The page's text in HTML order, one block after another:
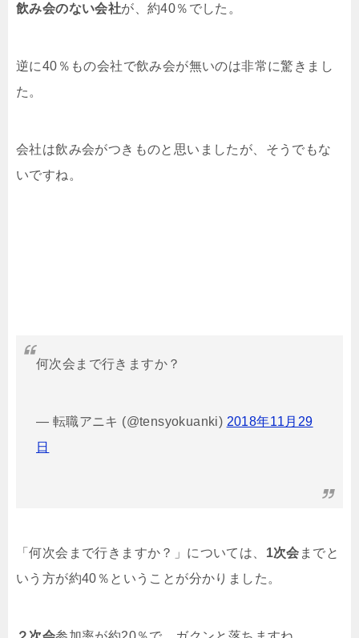
飲み会のない会社が、約40％でした。
逆に40％もの会社で飲み会が無いのは非常に驚きまし
た。
会社は飲み会がつきものと思いましたが、そうでもな
いですね。
何次会まで行きますか？
— 転職アニキ (@tensyokuanki) 2018年11月29
日
「何次会まで行きますか？」については、 1次会 までと
いう方が約40％ということが分かりました。